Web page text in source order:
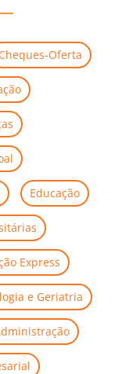
Oferta
Educação
Express
e Geriatria